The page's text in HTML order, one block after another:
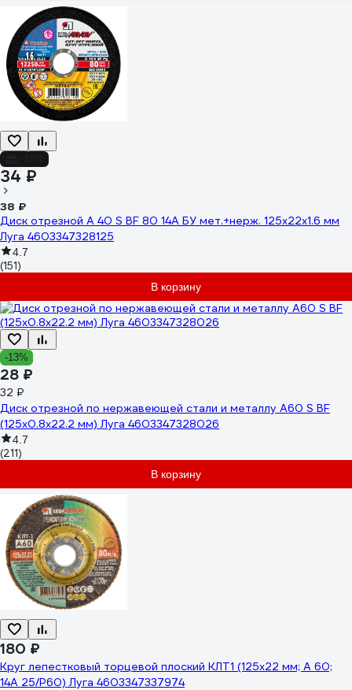
34 ₽
38 ₽
Диск отрезной A 40 S BF 80 14А БУ мет.+нерж. 125х22х1.6 мм
Луга 4603347328125
4.7
(151)
В корзину
-13%
28 ₽
32 ₽
Диск отрезной по нержавеющей стали и металлу A60 S BF
(125х0.8х22.2 мм) Луга 4603347328026
4.7
(211)
В корзину
180 ₽
Круг лепестковый торцевой плоский КЛТ1 (125х22 мм; А 60;
14А 25/Р60) Луга 4603347337974